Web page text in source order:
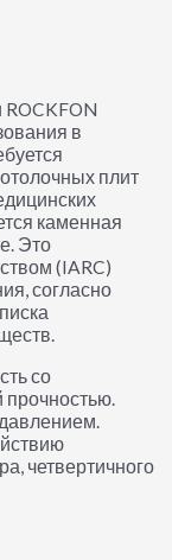
в
плит
каменная
Это
(IARC)
согласно
со
четвертичного